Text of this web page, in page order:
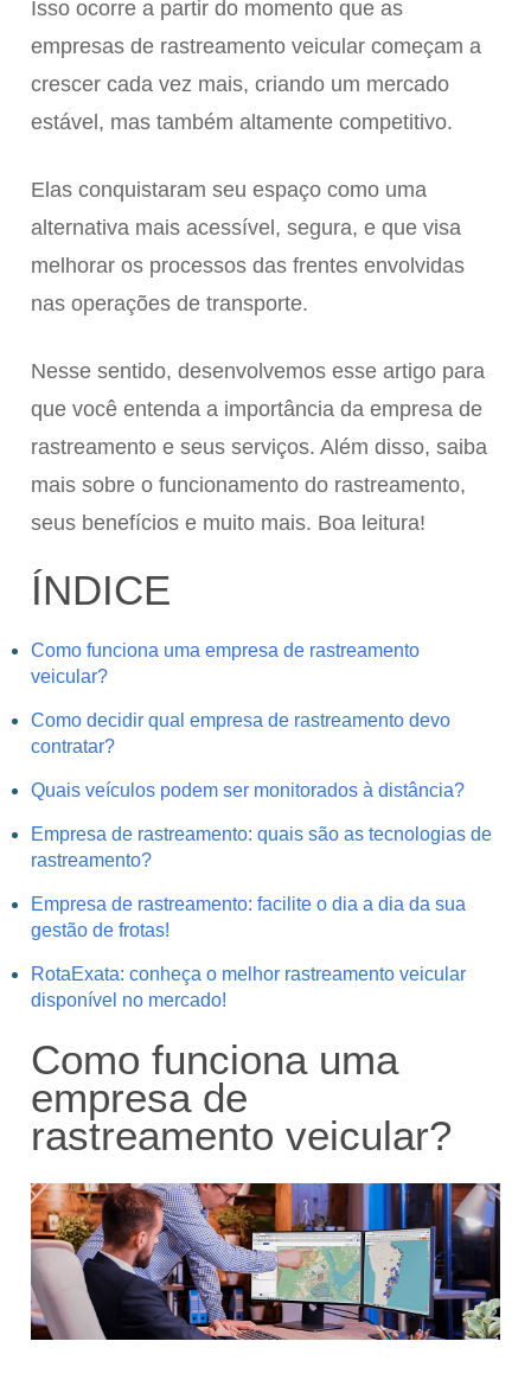
Isso ocorre a partir do momento que as
empresas de rastreamento veicular começam a
crescer cada vez mais, criando um mercado
estável, mas também altamente competitivo.
Elas conquistaram seu espaço como uma
alternativa mais acessível, segura, e que visa
melhorar os processos das frentes envolvidas
nas operações de transporte.
Nesse sentido, desenvolvemos esse artigo para
que você entenda a importância da empresa de
rastreamento e seus serviços. Além disso, saiba
mais sobre o funcionamento do rastreamento,
seus benefícios e muito mais. Boa leitura!
ÍNDICE
Como funciona uma empresa de rastreamento
veicular?
Como decidir qual empresa de rastreamento devo
contratar?
Quais veículos podem ser monitorados à distância?
Empresa de rastreamento: quais são as tecnologias de
rastreamento?
Empresa de rastreamento: facilite o dia a dia da sua
gestão de frotas!
RotaExata: conheça o melhor rastreamento veicular
disponível no mercado!
Como funciona uma
empresa de
rastreamento veicular?